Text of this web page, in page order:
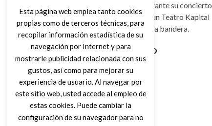
Music en estos momentos, durante su concierto
el pasado 9 de noviembre en un Teatro Kapital
de Madrid, lleno hasta la bandera.
Leer Más
Esta página web emplea tanto cookies
propias como de terceros técnicas, para
recopilar información estadística de su
navegación por Internet y para
mostrarle publicidad relacionada con sus
gustos, así como para mejorar su
experiencia de usuario. Al navegar por
este sitio web, usted accede al empleo de
estas cookies. Puede cambiar la
configuración de su navegador para no